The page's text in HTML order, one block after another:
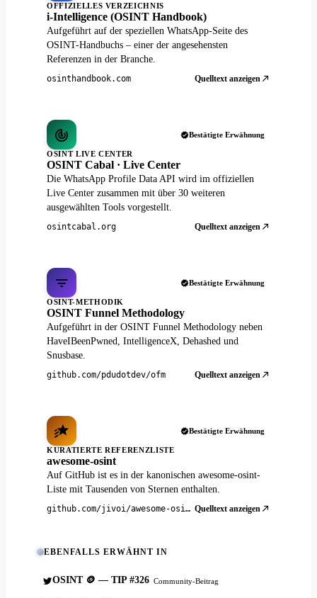
OFFIZIELLES VERZEICHNIS
i-Intelligence (OSINT Handbook)
Aufgeführt auf der speziellen WhatsApp-Seite des
OSINT-Handbuchs – einer der angesehensten
Referenzen in der Branche.
osinthandbook.com Quelltext anzeigen
Bestätigte Erwähnung
OSINT LIVE CENTER
OSINT Cabal · Live Center
Die WhatsApp Profile Data API wird im offiziellen
Live Center zusammen mit über 30 weiteren
ausgewählten Tools vorgestellt.
osintcabal.org Quelltext anzeigen
Bestätigte Erwähnung
OSINT-METHODIK
OSINT Funnel Methodology
Aufgeführt in der OSINT Funnel Methodology neben
HaveIBeenPwned, IntelligenceX, Dehashed und
Snusbase.
github.com/pdudotdev/ofm Quelltext anzeigen
Bestätigte Erwähnung
KURATIERTE REFERENZLISTE
awesome-osint
Auf GitHub ist es in der kanonischen awesome-osint-
Liste mit Tausenden von Sternen enthalten.
github.com/jivoi/awesome-osint Quelltext anzeigen
EBENFALLS ERWÄHNT IN
OSINT 🪙 — TIP #326 Community-Beitrag